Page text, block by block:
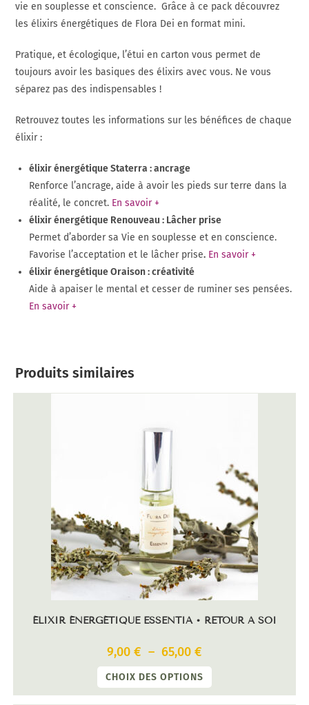
vie en souplesse et conscience. Grâce à ce pack découvrez
les élixirs énergétiques de Flora Dei en format mini.
Pratique, et écologique, l’étui en carton vous permet de
toujours avoir les basiques des élixirs avec vous. Ne vous
séparez pas des indispensables !
Retrouvez toutes les informations sur les bénéfices de chaque
élixir :
élixir énergétique Staterra : ancrage
Renforce l’ancrage, aide à avoir les pieds sur terre dans la
réalité, le concret. En savoir +
élixir énergétique Renouveau : Lâcher prise
Permet d’aborder sa Vie en souplesse et en conscience.
Favorise l’acceptation et le lâcher prise. En savoir +
élixir énergétique Oraison : créativité
Aide à apaiser le mental et cesser de ruminer ses pensées.
En savoir +
Produits similaires
ÉLIXIR ÉNERGÉTIQUE ESSENTIA • RETOUR À SOI
9,00 € – 65,00 €
CHOIX DES OPTIONS